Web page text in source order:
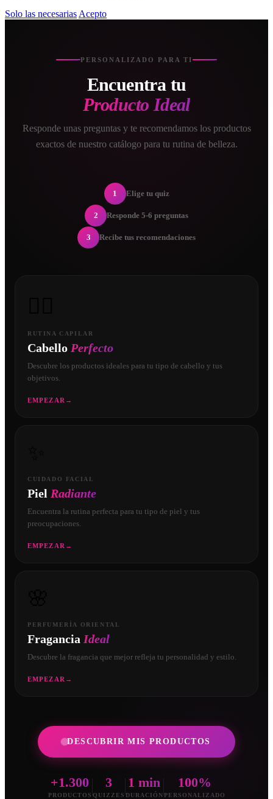
Solo las necesarias Acepto
PERSONALIZADO PARA TI
Encuentra tu
Producto Ideal
Responde unas preguntas y te recomendamos los productos
exactos de nuestro catálogo para tu rutina de belleza.
1 Elige tu quiz
2 Responde 5-6 preguntas
3 Recibe tus recomendaciones
RUTINA CAPILAR
Cabello Perfecto
Descubre los productos ideales para tu tipo de cabello y tus
objetivos.
EMPEZAR →
CUIDADO FACIAL
Piel Radiante
Encuentra la rutina perfecta para tu tipo de piel y tus
preocupaciones.
EMPEZAR →
PERFUMERÍA ORIENTAL
Fragancia Ideal
Descubre la fragancia que mejor refleja tu personalidad y estilo.
EMPEZAR →
DESCUBRIR MIS PRODUCTOS
+1.300
PRODUCTOS
3
QUIZZES
1 min
DURACIÓN
100%
PERSONALIZADO